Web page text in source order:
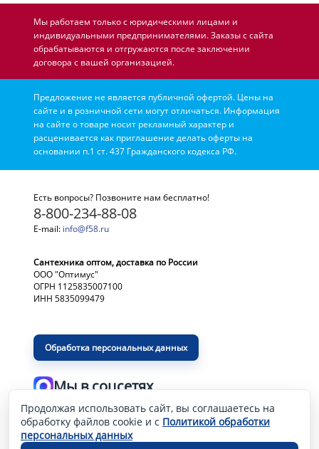
Мы работаем только с юридическими лицами и
индивидуальными предпринимателями. Заказы с сайта
обрабатываются и отгружаются после заключении
договора с вашей организацией.
Предложение не является публичной офертой. Цены на
сайте и в розничной сети могут отличаться. Информация
на сайте о товаре носит рекламный характер и
расценивается как приглашение делать оферты на
основании п.1 ст. 437 Гражданского кодекса РФ.
Есть вопросы? Позвоните нам бесплатно!
8-800-234-88-08
E-mail: info@f58.ru
Сантехника оптом, доставка по России
ООО "Оптимус"
ОГРН 1125835007100
ИНН 5835099479
Обработка персональных данных
Мы в соцсетях
Разработка и продвижение сайта —
Продолжая использовать сайт, вы соглашаетесь на
обработку файлов cookie и с Политикой обработки
персональных данных